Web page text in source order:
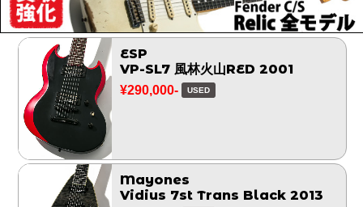
ESP
VP-SL7 風林火山RED 2001
¥290,000- USED
Mayones
Vidius 7st Trans Black 2013